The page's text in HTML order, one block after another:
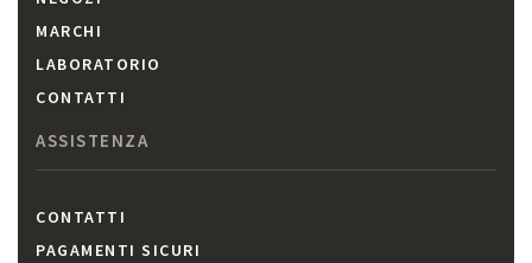
MARCHI
LABORATORIO
CONTATTI
ASSISTENZA
CONTATTI
PAGAMENTI SICURI